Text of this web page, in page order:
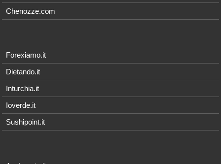
Chenozze.com
Forexiamo.it
Dietando.it
Inturchia.it
Ioverde.it
Sushipoint.it